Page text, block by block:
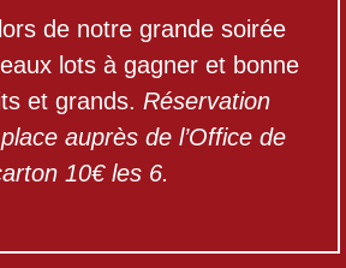
de notre grande soirée
lots à gagner et bonne
et grands. Réservation
auprès de l’Office de
10€ les 6.